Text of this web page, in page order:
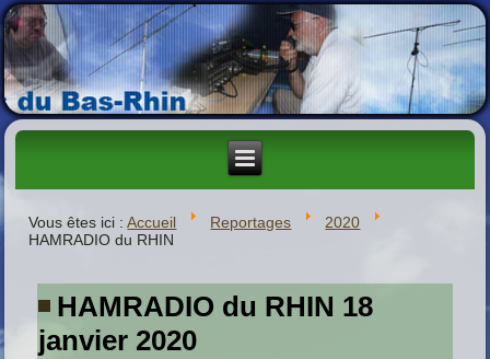
Vous êtes ici :Accueil Reportages
2020
HAMRADIO du RHIN
HAMRADIO du RHIN 18
janvier 2020